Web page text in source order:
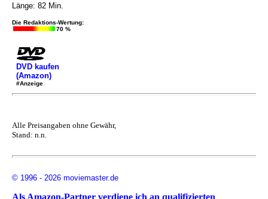
Länge: 82 Min.
Die Redaktions-Wertung:
70 %
DVD kaufen
(Amazon)
#Anzeige
Alle Preisangaben ohne Gewähr,
Stand: n.n.
© 1996 - 2026 moviemaster.de